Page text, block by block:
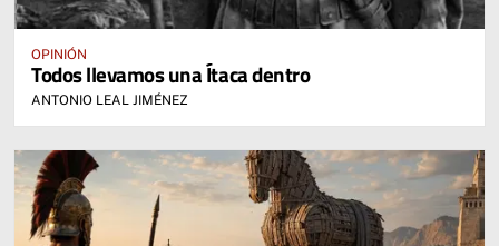
OPINIÓN
Todos llevamos una Ítaca dentro
ANTONIO LEAL JIMÉNEZ